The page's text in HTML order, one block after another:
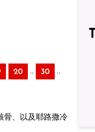
20 .. 30 ..
骨、以及耶路撒冷